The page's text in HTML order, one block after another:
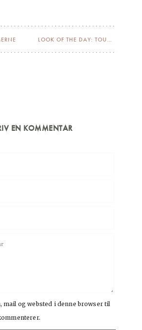
LOOK OF THE DAY: TOUCH OF PINK
EN KOMMENTAR
mail og websted i denne browser til